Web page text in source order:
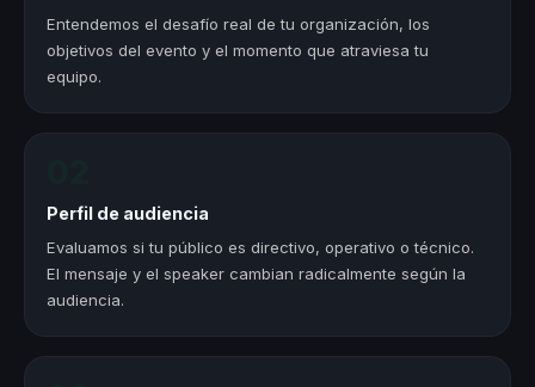
Entendemos el desafío real de tu organización, los
objetivos del evento y el momento que atraviesa tu
equipo.
Perfil de audiencia
Evaluamos si tu público es directivo, operativo o técnico.
El mensaje y el speaker cambian radicalmente según la
audiencia.